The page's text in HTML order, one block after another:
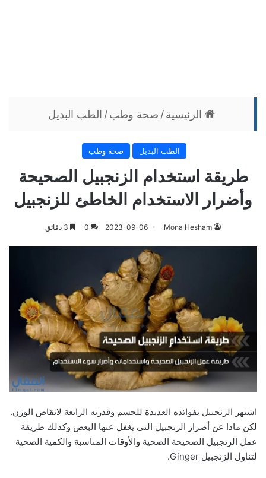
الرئيسية/ صحة وطب/ الطب البديل
الطب البديل صحة وطب
طريقة استخدام الزنجبيل الصحيحة
وأضرار الاستخدام الخاطئ للزنجبيل
Mona Hesham
2023-09-06
0
اشتهر الزنجبيل بفوائده العديدة للجسم وقدرته الرائعة لانقاص الوزن.
لكن ماذا عن أضرار الزنجبيل التى يغفل عنها البعض وكذلك طريقة
عمل الزنجبيل الصحيحة الصحية والأوقات المناسبة والكمية الصحية
لتناول الزنجبيل Ginger.